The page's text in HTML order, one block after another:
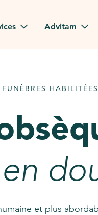
plus
Advitam
Advitam dans la
Consultez notre FAQ
HABILITÉES
et plus